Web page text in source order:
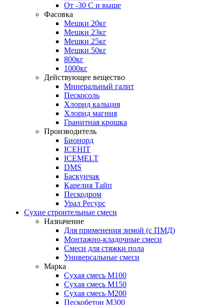
От -30 С и выше
Фасовка
Мешки 20кг
Мешки 23кг
Мешки 25кг
Мешки 50кг
800кг
1000кг
Действующее вещество
Минеральный галит
Пескосоль
Хлорид кальция
Хлорид магния
Гранитная крошка
Производитель
Бионорд
ICEHIT
ICEMELT
DMS
Баскунчак
Карелия Тайп
Пескодром
Урал Ресурс
Сухие строительные смеси
Назначение
Для применения зимой (с ПМД)
Монтажно-кладочные смеси
Смеси для стяжки пола
Универсальные смеси
Марка
Сухая смесь М100
Сухая смесь М150
Сухая смесь М200
Пескобетон М300